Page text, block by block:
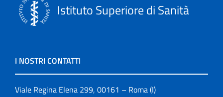
Istituto Superiore di Sanità
I NOSTRI CONTATTI
Viale Regina Elena 299, 00161 – Roma (I)